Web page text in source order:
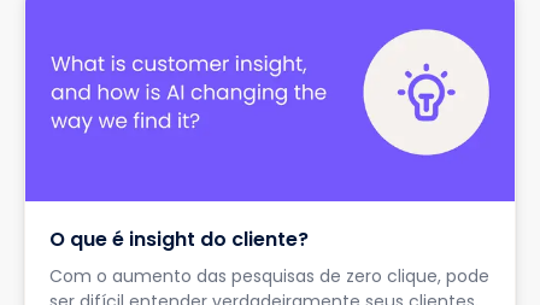
O que é insight do cliente?
Com o aumento das pesquisas de zero clique, pode